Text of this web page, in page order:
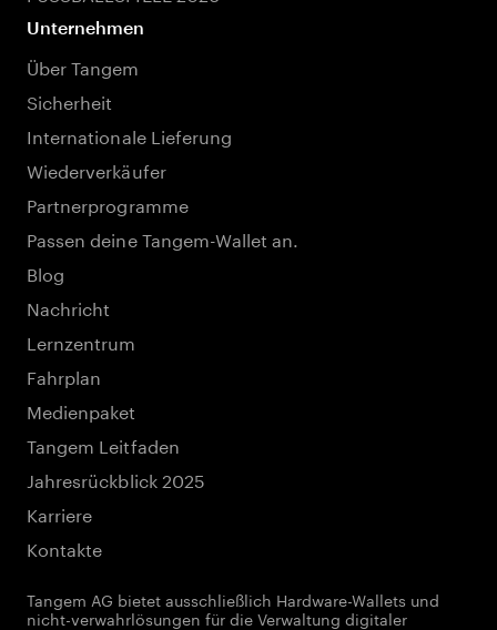
Unternehmen
Über Tangem
Sicherheit
Internationale Lieferung
Wiederverkäufer
Partnerprogramme
Passen deine Tangem-Wallet an.
Blog
Nachricht
Lernzentrum
Fahrplan
Medienpaket
Tangem Leitfaden
Jahresrückblick 2025
Karriere
Kontakte
Tangem AG bietet ausschließlich Hardware-Wallets und
nicht-verwahrlösungen für die Verwaltung digitaler